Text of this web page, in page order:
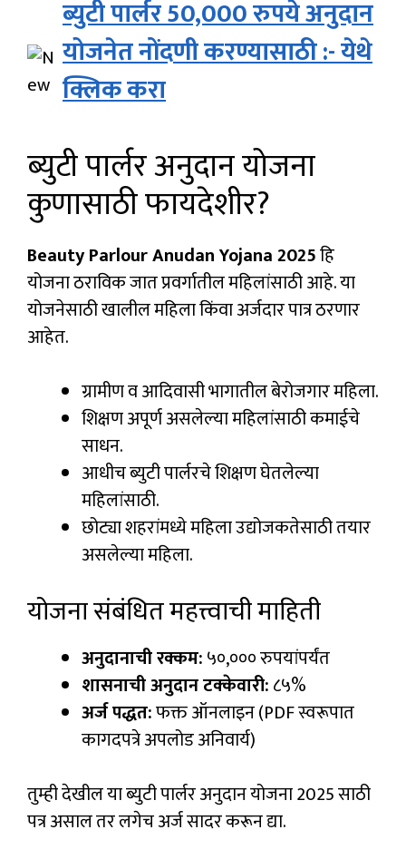
ब्युटी पार्लर 50,000 रुपये अनुदान
योजनेत नोंदणी करण्यासाठी :- येथे
क्लिक करा
ब्युटी पार्लर अनुदान योजना
कुणासाठी फायदेशीर?
Beauty Parlour Anudan Yojana 2025हि
योजना ठराविक जात प्रवर्गातील महिलांसाठी आहे. या
योजनेसाठी खालील महिला किंवा अर्जदार पात्र ठरणार
आहेत.
ग्रामीण व आदिवासी भागातील बेरोजगार महिला.
शिक्षण अपूर्ण असलेल्या महिलांसाठी कमाईचे
साधन.
आधीच ब्युटी पार्लरचे शिक्षण घेतलेल्या
महिलांसाठी.
छोट्या शहरांमध्ये महिला उद्योजकतेसाठी तयार
असलेल्या महिला.
योजना संबंधित महत्त्वाची माहिती
अनुदानाची रक्कम:५०,००० रुपयांपर्यंत
शासनाची अनुदान टक्केवारी:८५%
अर्ज पद्धत:फक्त ऑनलाइन (PDF स्वरूपात
कागदपत्रे अपलोड अनिवार्य)
तुम्ही देखील या ब्युटी पार्लर अनुदान योजना 2025 साठी
पत्र असाल तर लगेच अर्ज सादर करून द्या.